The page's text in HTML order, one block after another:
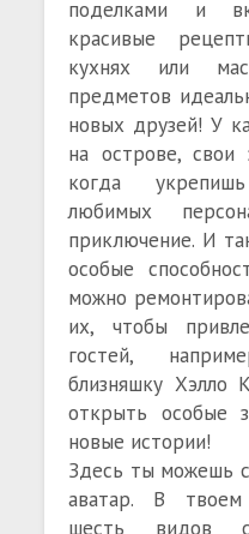
поделками и
красивые
кухнях или
предметов
новых друзей! У
на острове, свои
когда
любимых
приключение. И
особые
можно
их, чтобы
гостей,
близняшку Хэлло
открыть особые
новые истории!
Здесь ты можешь
аватар. В твоем
шесть видов